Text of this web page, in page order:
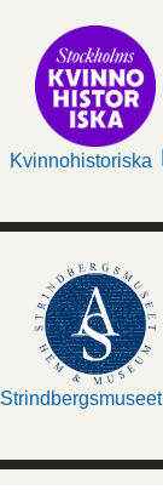
Kvinnohistoriska
Strindbergsmuseet